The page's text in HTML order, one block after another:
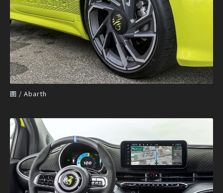
圖 / Abarth